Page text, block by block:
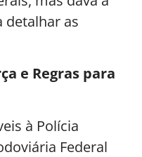
detalhar as
e Regras para
à Polícia
Federal